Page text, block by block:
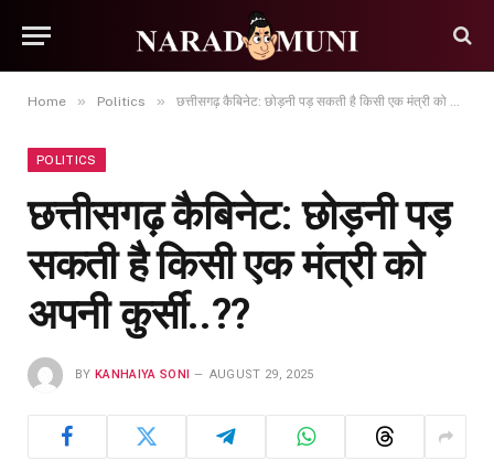
Home » Politics » छत्तीसगढ़ कैबिनेट: छोड़नी पड़ सकती है किसी एक मंत्री को अपनी कुर्सी..??
POLITICS
छत्तीसगढ़ कैबिनेट: छोड़नी पड़
सकती है किसी एक मंत्री को
अपनी कुर्सी..??
BY KANHAIYA SONI AUGUST 29, 2025